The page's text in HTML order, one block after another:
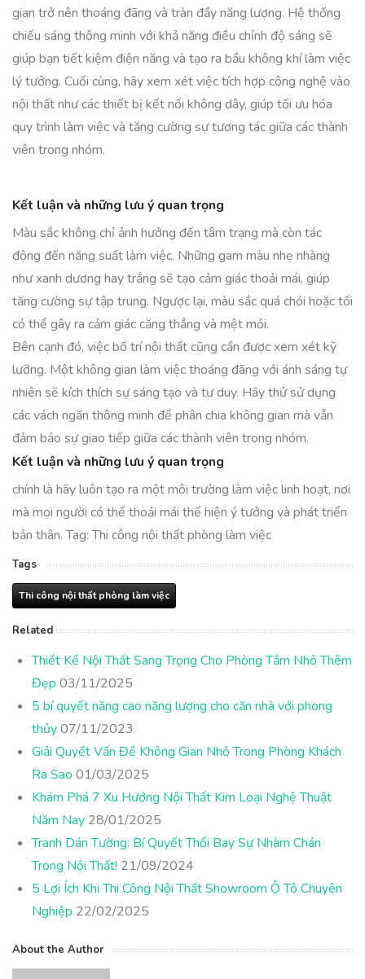
gian trở nên thoáng đãng và tràn đầy năng lượng. Hệ thống
chiếu sáng thông minh với khả năng điều chỉnh độ sáng sẽ
giúp bạn tiết kiệm điện năng và tạo ra bầu không khí làm việc
lý tưởng. Cuối cùng, hãy xem xét việc tích hợp công nghệ vào
nội thất như các thiết bị kết nối không dây, giúp tối ưu hóa
quy trình làm việc và tăng cường sự tương tác giữa các thành
viên trong nhóm.
Kết luận và những lưu ý quan trọng
Màu sắc không chỉ ảnh hưởng đến tâm trạng mà còn tác
động đến năng suất làm việc. Những gam màu nhẹ nhàng
như xanh dương hay trắng sẽ tạo cảm giác thoải mái, giúp
tăng cường sự tập trung. Ngược lại, màu sắc quá chói hoặc tối
có thể gây ra cảm giác căng thẳng và mệt mỏi.
Bên cạnh đó, việc bố trí nội thất cũng cần được xem xét kỹ
lưỡng. Một không gian làm việc thoáng đãng với ánh sáng tự
nhiên sẽ kích thích sự sáng tạo và tư duy. Hãy thử sử dụng
các vách ngăn thông minh để phân chia không gian mà vẫn
đảm bảo sự giao tiếp giữa các thành viên trong nhóm.
Kết luận và những lưu ý quan trọng
chính là hãy luôn tạo ra một môi trường làm việc linh hoạt, nơi
mà mọi người có thể thoải mái thể hiện ý tưởng và phát triển
bản thân. Tag: Thi công nội thất phòng làm việc
Tags
Thi công nội thất phòng làm việc
Related
Thiết Kế Nội Thất Sang Trọng Cho Phòng Tắm Nhỏ Thêm
Đẹp 03/11/2025
5 bí quyết năng cao năng lượng cho căn nhà với phong
thủy07/11/2023
Giải Quyết Vấn Đề Không Gian Nhỏ Trong Phòng Khách
Ra Sao 01/03/2025
Khám Phá 7 Xu Hướng Nội Thất Kim Loại Nghệ Thuật
Năm Nay 28/01/2025
Tranh Dán Tường: Bí Quyết Thổi Bay Sự Nhàm Chán
Trong Nội Thất! 21/09/2024
5 Lợi Ích Khi Thi Công Nội Thất Showroom Ô Tô Chuyên
Nghiệp 22/02/2025
About the Author